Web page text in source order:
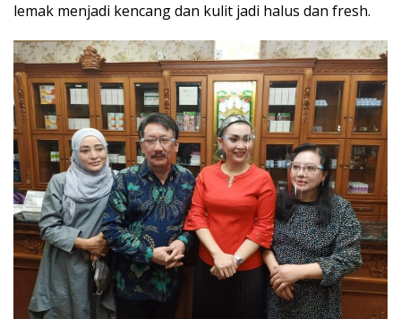
lemak menjadi kencang dan kulit jadi halus dan fresh.